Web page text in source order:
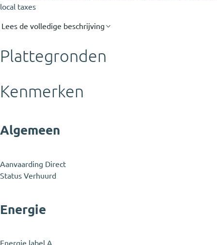
local taxes
Lees de volledige beschrijving
Plattegronden
Kenmerken
Algemeen
Aanvaarding Direct
Status Verhuurd
Energie